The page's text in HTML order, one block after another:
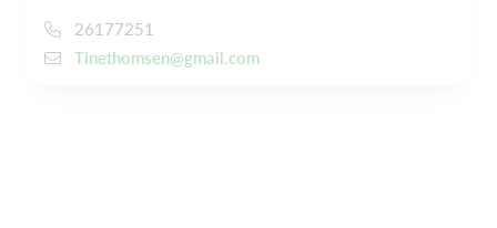
26177251
Tinethomsen@gmail.com